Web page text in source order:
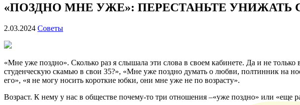
«ПОЗДНО МНЕ УЖЕ»: ПЕРЕСТАНЬТЕ УНИЖАТЬ
2.03.2024 Советы
«Мне уже поздно». Сколько раз я слышала эти слова в своем кабинете. Да и не
студенческую скамью в свои 35?», «Мне уже поздно думать о любви, полтинник на
его», «я не могу носить короткие юбки, они мне уже не по возрасту».
Возраст. К нему у нас в обществе почему-то три отношения –«уже поздно» или «еще